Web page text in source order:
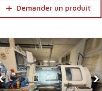
Demander un produit
›